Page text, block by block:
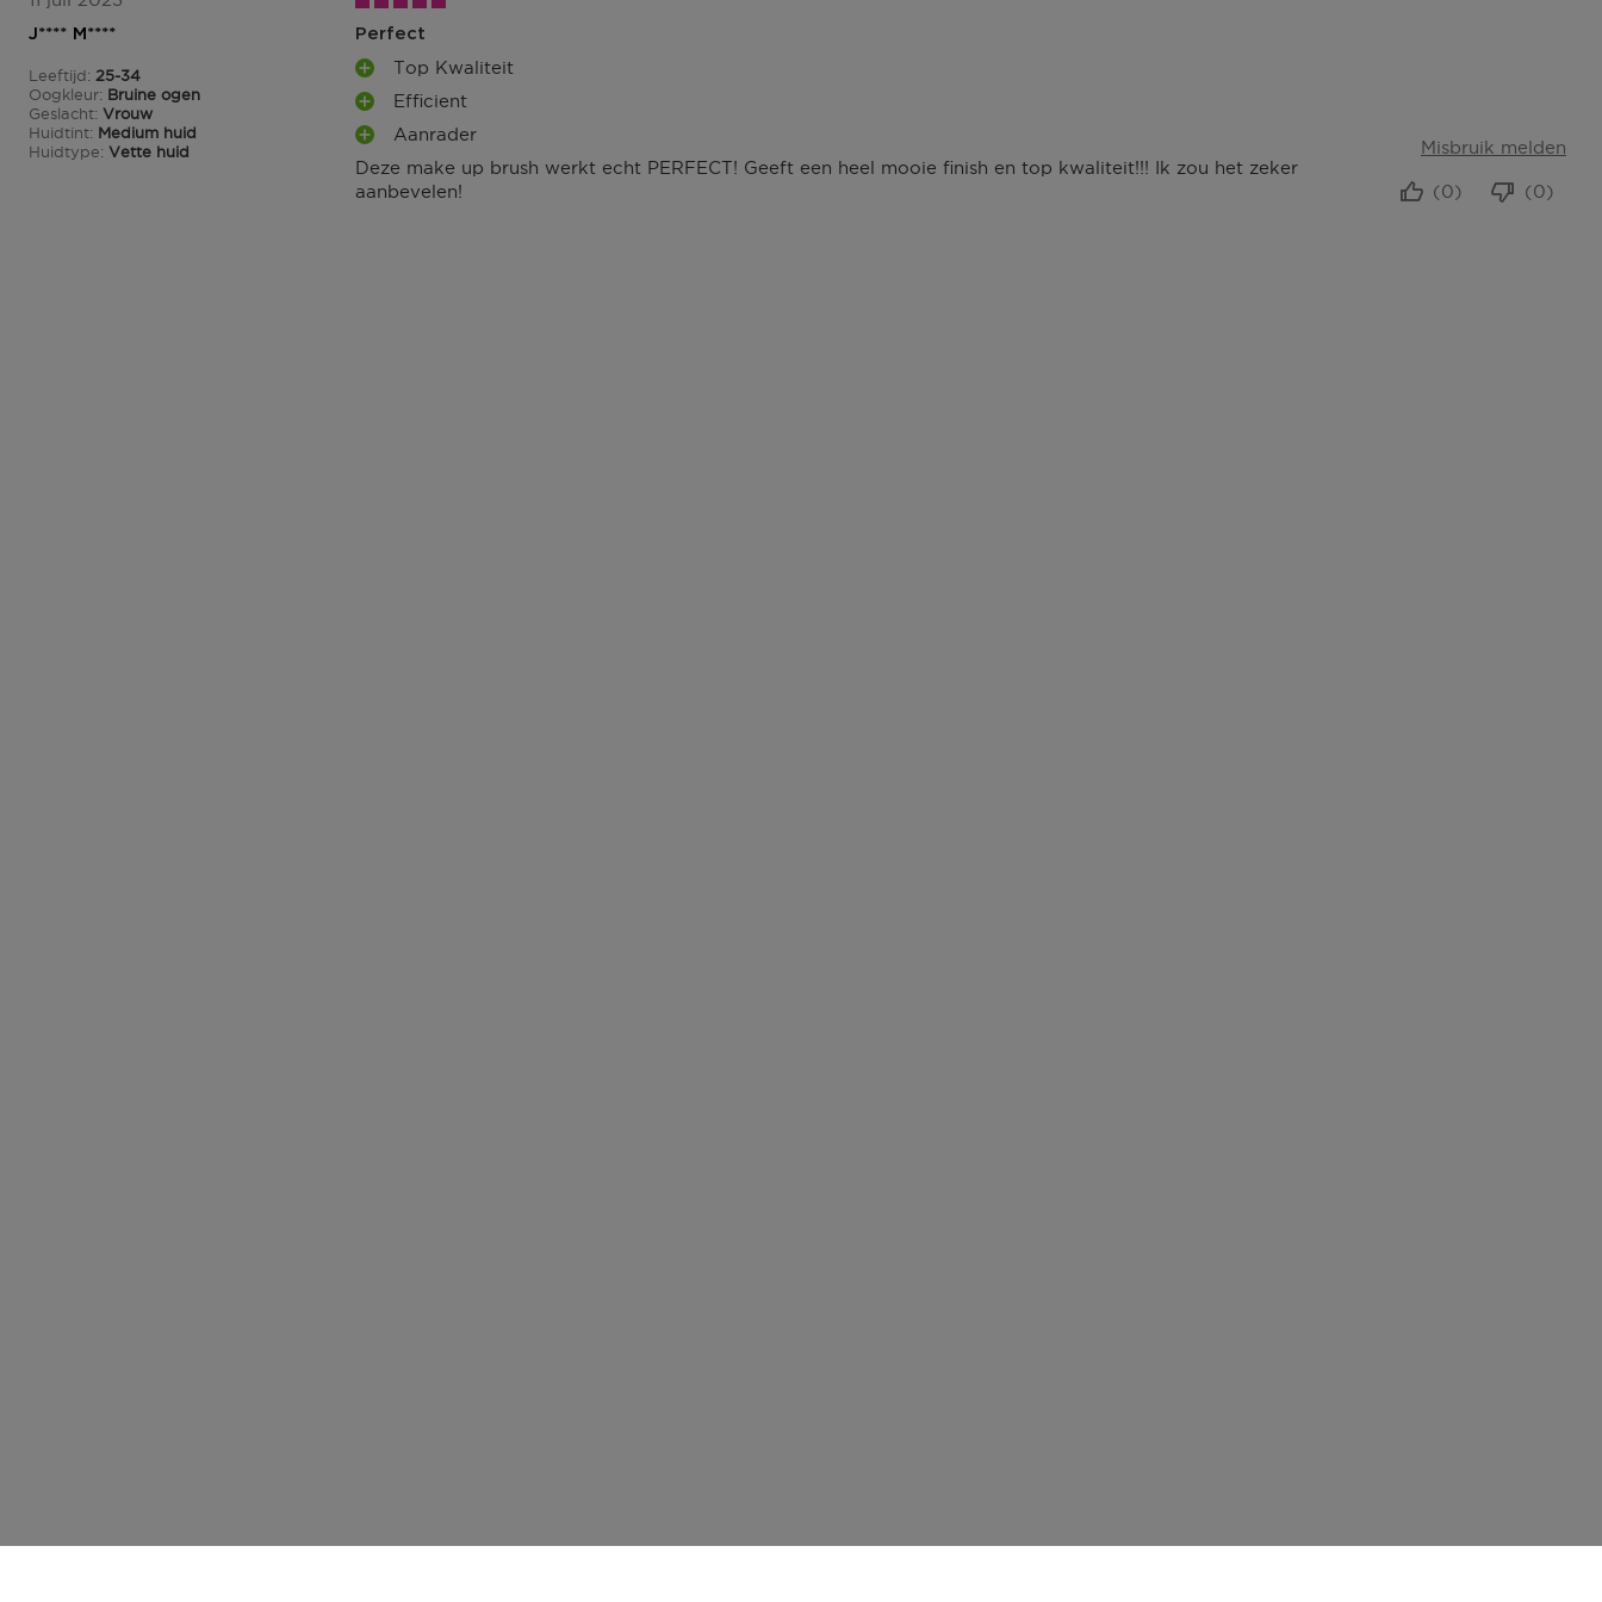
Perfect
Deze make up brush werkt echt PERFECT! Geeft een heel mooie finish en top kwaliteit!!! Ik zou het zeker
aanbevelen!
P
L
U
S
P
U
Top Kwaliteit
P
L
U
Efficient
P
L
U
Aanrader
J**** M****
Leeftijd
25 tot 3425-34
Oogkleur Bruine ogen
Geslacht Vrouw
Huidtint Medium huid
Huidtype Vette huid Misbruik melden
(0)
(0)